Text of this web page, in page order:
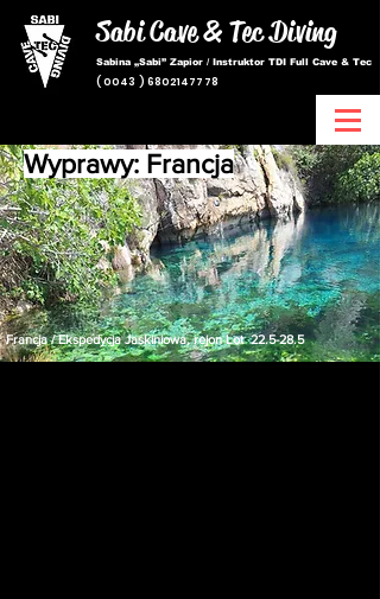
(0043 ) 6802147778
Sabi Cave & TecDiving
Sabina „Sabi” Zapior / Instruktor TDI Full Cave & Tec
Wyprawy: Francja
Francja / Ekspedycja Jaskiniowa, rejon Lot 22.5-28.5